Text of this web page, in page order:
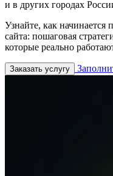
и в других городах
Узнайте, как
сайта: пошаговая
которые реально
Заказать услугу